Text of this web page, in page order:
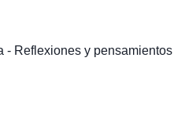
- Reflexiones y pensamientos